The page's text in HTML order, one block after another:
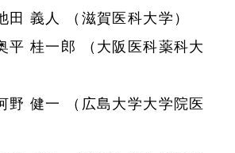
義人 （滋賀医科大学）
（大阪医科薬科大
（広島大学大学院医